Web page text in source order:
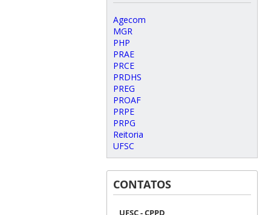
Agecom
MGR
PHP
PRAE
PRCE
PRDHS
PREG
PROAF
PRPE
PRPG
Reitoria
UFSC
CONTATOS
UFSC - CPPD